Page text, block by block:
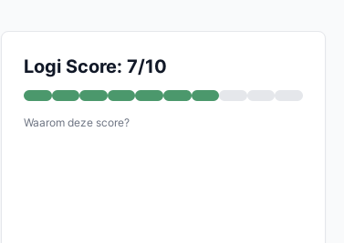
Logi Score: 7/10
Waarom deze score?